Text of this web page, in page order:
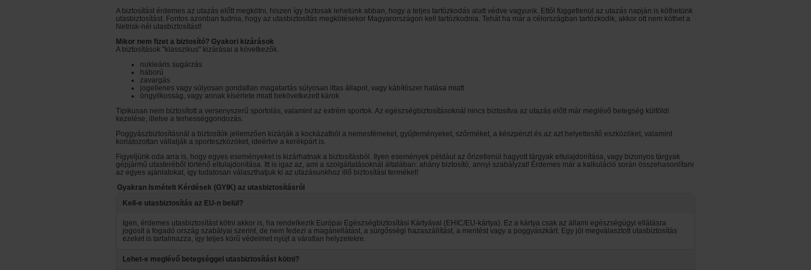
A biztosítást érdemes az utazás előtt megkötni, hiszen így biztosak lehetünk abban, hogy a teljes tartózkodás alatt védve vagyunk. Ettől függetlenül az utazás napján is köthetünk
utasbiztosítást. Fontos azonban tudnia, hogy az utasbiztosítás megkötésekor Magyarországon kell tartózkodnia. Tehát ha már a célországban tartózkodik, akkor ott nem köthet a
Netrisk-nél utasbiztosítást!
Mikor nem fizet a biztosító? Gyakori kizárások
A biztosítások "klasszikus" kizárásai a következők.
nukleáris sugárzás
háború
zavargás
jogellenes vagy súlyosan gondatlan magatartás súlyosan ittas állapot, vagy kábítószer hatása miatt
öngyilkosság, vagy annak kísérlete miatt bekövetkezett károk
Tipikusan nem biztosított a versenyszerű sportolás, valamint az extrém sportok. Az egészségbiztosításoknál nincs biztosítva az utazás előtt már meglévő betegség külföldi
kezelése, illetve a terhességgondozás.
Poggyászbiztosításnál a biztosítók jellemzően kizárják a kockázatból a nemesfémeket, gyűjteményeket, szőrméket, a készpénzt és az azt helyettesítő eszközöket, valamint
korlátozottan vállalják a sporteszközöket, ideértve a kerékpárt is.
Figyeljünk oda arra is, hogy egyes eseményeket is kizárhatnak a biztosításból. Ilyen események például az őrizetlenül hagyott tárgyak eltulajdonítása, vagy bizonyos tárgyak
gépjármű utasteréből történő eltulajdonítása. Itt is igaz az, ami a szolgáltatásoknál általában: ahány biztosító, annyi szabályzat! Érdemes már a kalkuláció során összehasonlítani
az egyes ajánlatokat, így tudatosan választhatjuk ki az utazásunkhoz illő biztosítási terméket!
Gyakran Ismételt Kérdések (GYIK) az utasbiztosításról
Kell-e utasbiztosítás az EU-n belül?
Igen, érdemes utasbiztosítást kötni akkor is, ha rendelkezik Európai Egészségbiztosítási Kártyával (EHIC/EU-kártya). Ez a kártya csak az állami egészségügyi ellátásra
jogosít a fogadó ország szabályai szerint, de nem fedezi a magánellátást, a sürgősségi hazaszállítást, a mentést vagy a poggyászkárt. Egy jól megválasztott utasbiztosítás
ezeket is tartalmazza, így teljes körű védelmet nyújt a váratlan helyzetekre.
Lehet-e meglévő betegséggel utasbiztosítást kötni?